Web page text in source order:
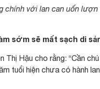
chính với lan can uốn lượn
sớm sẽ mất sạch di
Thị Hậu cho rằng: “Cần
tuổi hiện chưa có hành